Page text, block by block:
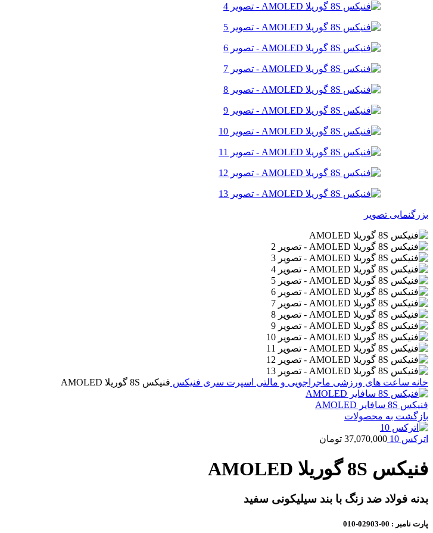
بزرگنمایی تصویر
خانه ساعت های ورزشی ماجراجویی و مالتی اسپرت سری فنیکس فنیکس 8S گوریلا AMOLED
فنیکس 8S سافایر AMOLED
بازگشت به محصولات
اترکس 10 37,070,000 تومان
فنیکس 8S گوریلا AMOLED
بدنه فولاد ضد زنگ با بند سیلیکونی سفید
پارت نامبر : 00-02903-010